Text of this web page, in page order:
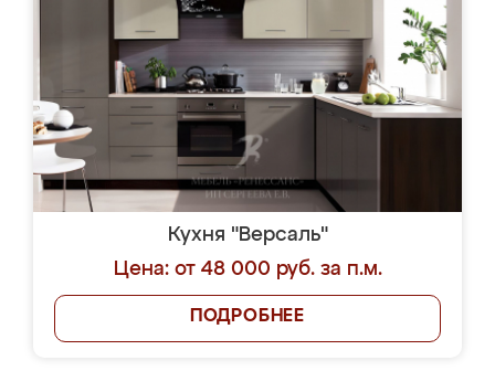
Кухня "Версаль"
Цена: от 48 000 руб. за п.м.
ПОДРОБНЕЕ